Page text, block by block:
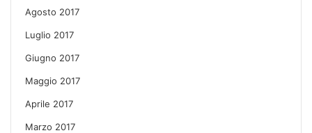
Agosto 2017
Luglio 2017
Giugno 2017
Maggio 2017
Aprile 2017
Marzo 2017